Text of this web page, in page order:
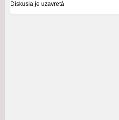
Diskusia je uzavretá